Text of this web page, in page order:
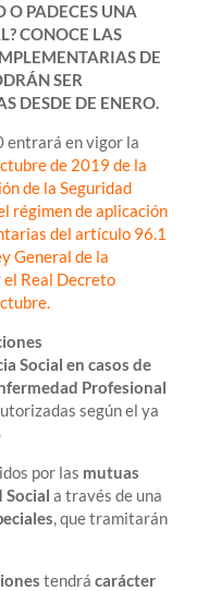
O PADECES UNA
CONOCE LAS
DE
SER
DESDE DE ENERO.
entrará en vigor la
de 2019 de la
de la Seguridad
régimen de aplicación
del artículo 96.1
General de la
el Real Decreto
Social en casos de
Profesional
según el ya
por las mutuas
Social a través de una
, que tramitarán
tendrá carácter